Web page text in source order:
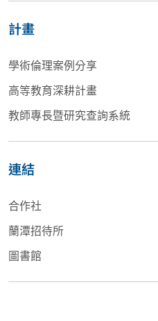
計畫
學術倫理案例分享
高等教育深耕計畫
教師專長暨研究查詢系統
連結
合作社
蘭潭招待所
圖書館